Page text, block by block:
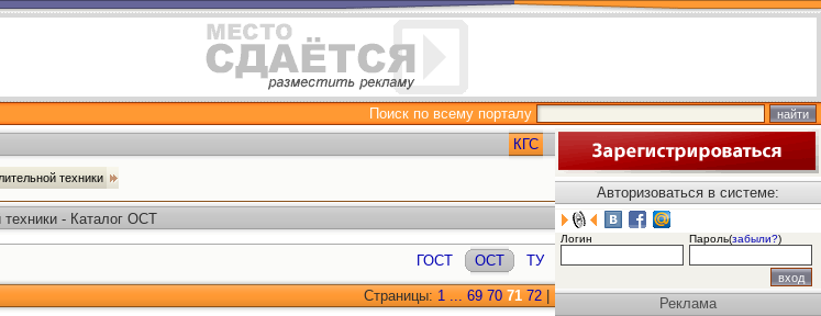
Поиск по всему порталу
КГС
техники
- Каталог ОСТ
ГОСТ ОСТ ТУ
Страницы: 1 ... 69 70 71 72
Авторизоваться в системе:
Логин Пароль(забыли?)
Реклама